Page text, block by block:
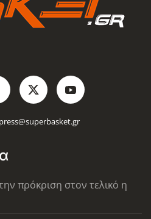
press@superbasket.gr
πρόκριση στον τελικό η